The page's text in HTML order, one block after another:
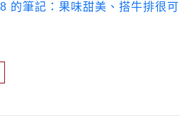
的筆記：果味甜美、搭牛排很可